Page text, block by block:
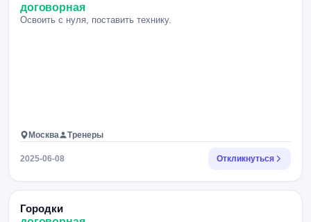
договорная
Освоить с нуля, поставить технику.
Москва Тренеры
2025-06-08 Откликнуться
Городки